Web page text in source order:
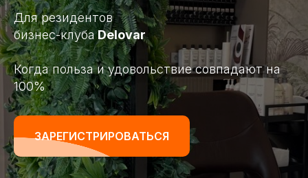
Для резидентов
бизнес-клубаDelovar
Когда польза и удовольствие совпадают на
100%
ЗАРЕГИСТРИРОВАТЬСЯ